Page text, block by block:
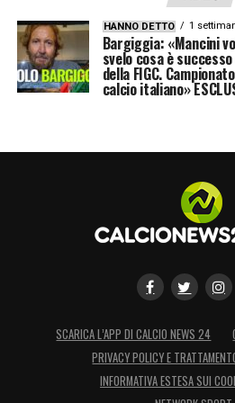
HANNO DETTO 1
Bargiggia: «Mancini
svelo cosa è
della FIGC.
calcio italiano»
SCARICA L’APP DI CALCIO NEWS 24
PRIVACY POLICY E
INFORMATIVA ESTESA SUI